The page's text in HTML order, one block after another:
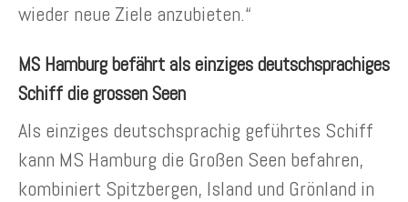
wieder neue Ziele anzubieten.“
MS Hamburg befährt als einziges deutschsprachiges
Schiff die grossen Seen
Als einziges deutschsprachig geführtes Schiff
kann MS Hamburg die Großen Seen befahren,
kombiniert Spitzbergen, Island und Grönland in